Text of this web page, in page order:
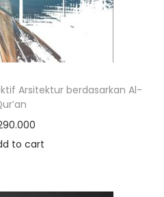
Arsitektur berdasarkan Al-
to cart